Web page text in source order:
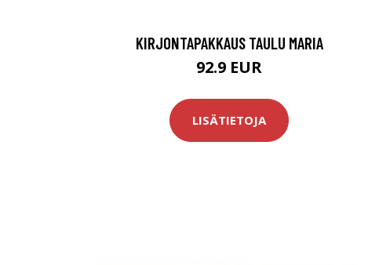
KIRJONTAPAKKAUS TAULU MARIA
92.9 EUR
LISÄTIETOJA